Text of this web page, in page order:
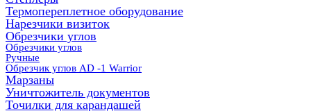
Термопереплетное оборудование
Нарезчики визиток
Обрезчики углов
Обрезчики углов
Ручные
Обрезчик углов AD -1 Warrior
Марзаны
Уничтожитель документов
Точилки для карандашей